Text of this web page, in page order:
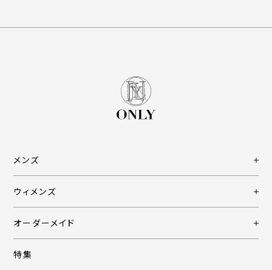
メンズ
ウィメンズ
オーダーメイド
特集